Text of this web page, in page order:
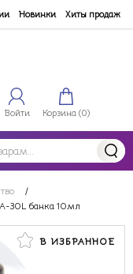
Новинки Хиты продаж
Войти Корзина (0)
/
30L банка 10мл
В ИЗБРАННОЕ